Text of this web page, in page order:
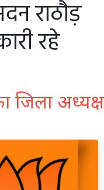
राठौड़
रहे
अध्यक्ष